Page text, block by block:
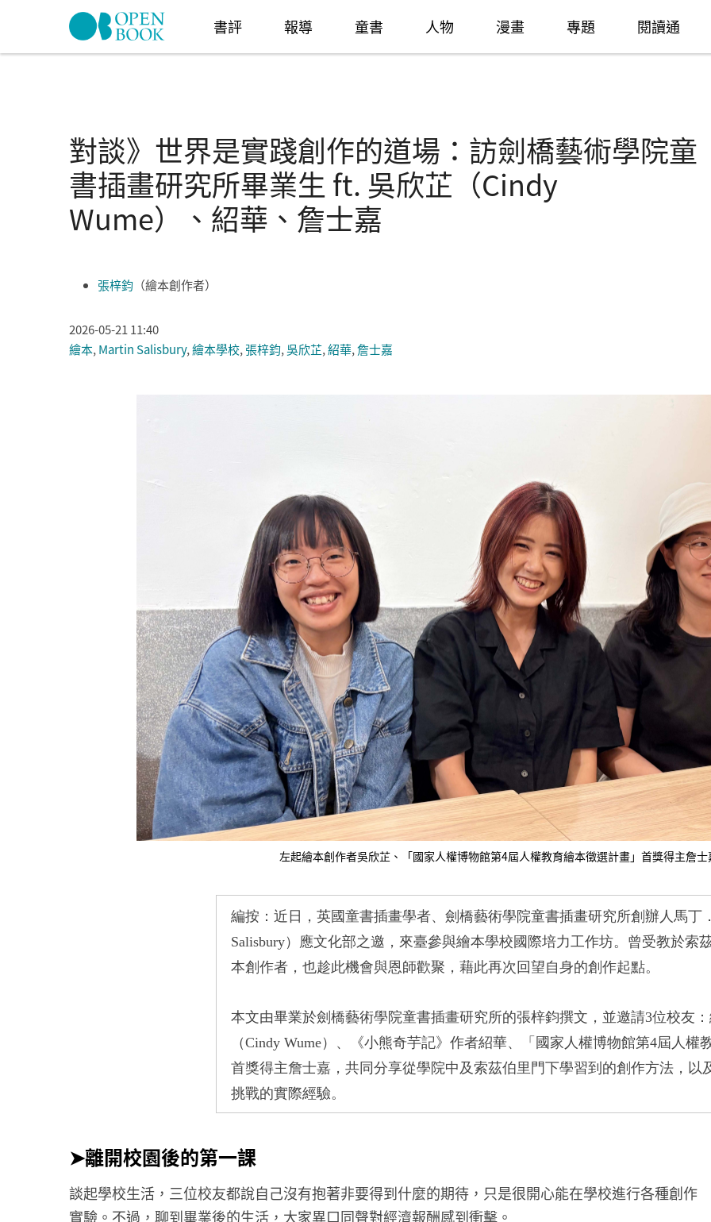
Skip to navigation
書評 報導 童書 人物 漫畫 專題 閱讀通
對談》世界是實踐創作的道場：訪劍橋藝術學院童
書插畫研究所畢業生 ft. 吳欣芷（Cindy
Wume）、紹華、詹士嘉
張梓鈞 （繪本創作者）
2026-05-21 11:40
繪本, Martin Salisbury,繪本學校, 張梓鈞,吳欣芷,紹華,詹士嘉
左起繪本創作者吳欣芷、「國家人權博物館第4屆人權教育繪本徵選計畫」首獎得主詹士
編按：近日，英國童書插畫學者、劍橋藝術學院童書插畫研究所創辦人馬丁
Salisbury） 應文化部之邀，來臺參與繪本學校國際培力工作坊。曾受教於索
本創作者，也趁此機會與恩師歡聚，藉此再次回望自身的創作起點。
本文由畢業於劍橋藝術學院童書插畫研究所的張梓鈞撰文，並邀請3位校友
（Cindy Wume） 、《小熊奇芋記》作者紹華、「國家人權博物館第4屆人權
首獎得主詹士嘉，共同分享從學院中及索茲伯里門下學習到的創作方法，以
挑戰的實際經驗。
➤離開校園後的第一課
談起學校生活，三位校友都說自己沒有抱著非要得到什麼的期待，只是很開心能在學校進行各種創作
實驗。不過，聊到畢業後的生活，大家異口同聲對經濟報酬感到衝擊。